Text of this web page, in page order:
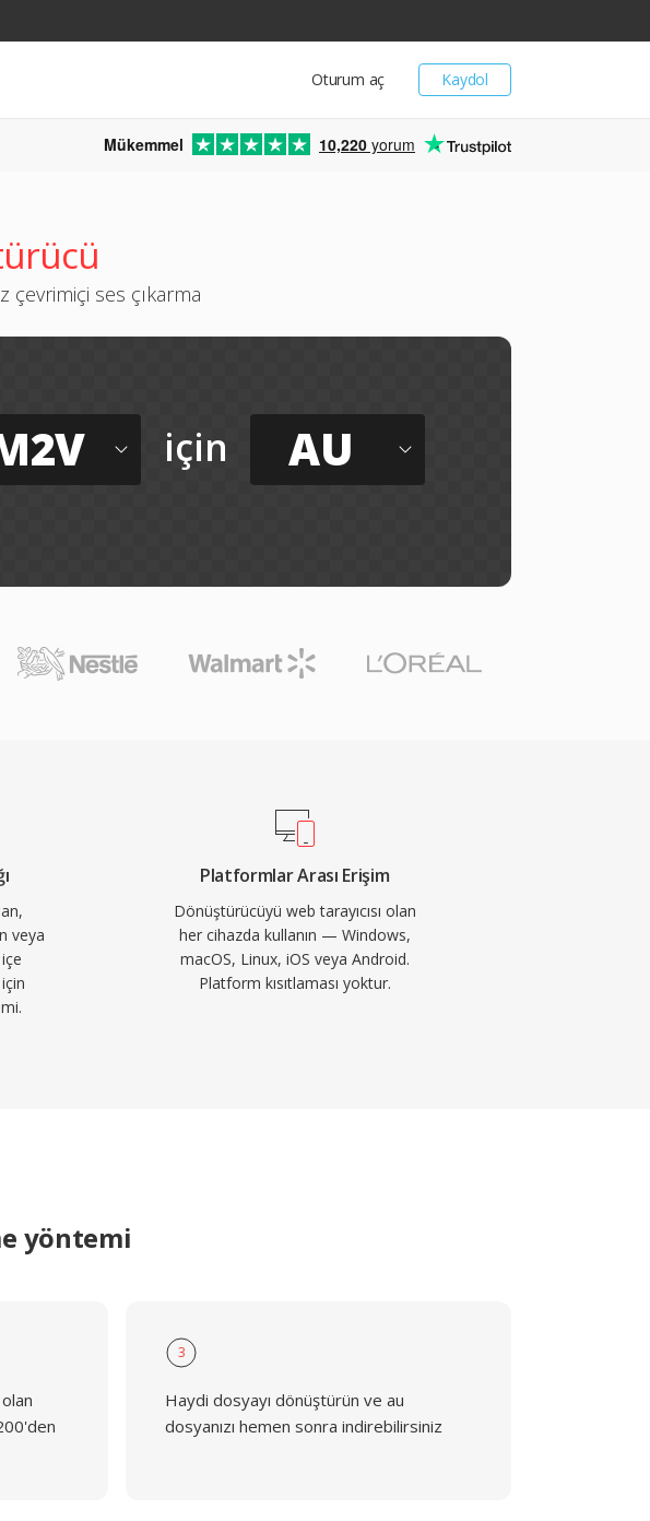
Kaydol
Oturum aç
Mükemmel 10,220 yorum
çevrimiçi ses çıkarma
için AU
veya
Platformlar Arası Erişim
Dönüştürücüyü web tarayıcısı olan
her cihazda kullanın — Windows,
macOS, Linux, iOS veya Android.
Platform kısıtlaması yoktur.
yöntemi
3
Haydi dosyayı dönüştürün ve au
dosyanızı hemen sonra indirebilirsiniz